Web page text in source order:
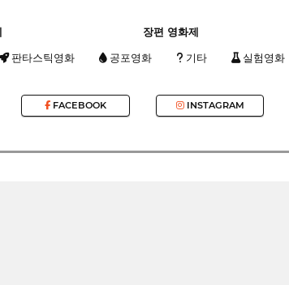
장편 영화제
판타스틱영화 공포영화 기타 실험영화
FACEBOOK INSTAGRAM